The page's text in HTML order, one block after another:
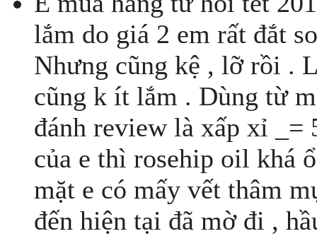
lắm do giá 2 em rất đắt
Nhưng cũng kệ , lỡ rồi .
cũng k ít lắm . Dùng từ
đánh review là xấp xỉ _=
của e thì rosehip oil khá
mặt e có mấy vết thâm
đến hiện tại đã mờ đi ,